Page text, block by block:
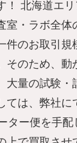
！ 北海道エ
室・ラボ全体
件のお取引規
そのため、動
大量の試験・
ては、弊社に
ター便を手配